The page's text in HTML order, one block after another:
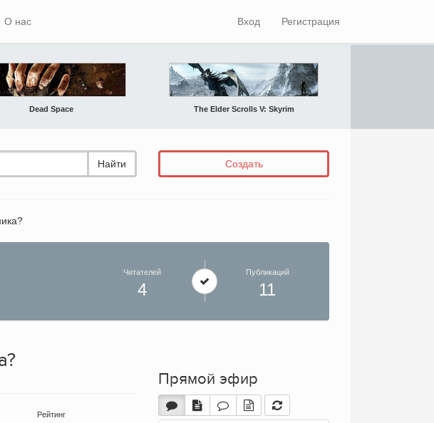
О нас Вход Регистрация
Dead Space The Elder Scrolls V: Skyrim
Найти Создать
Читателей
4
Публикаций
11
Рейтинг
Прямой эфир